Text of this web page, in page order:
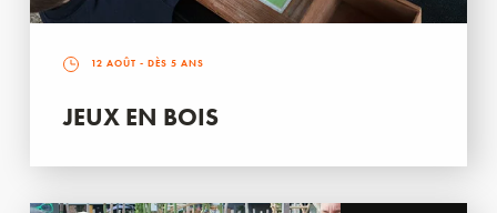
12 AOÛT - DÈS 5 ANS
JEUX EN BOIS